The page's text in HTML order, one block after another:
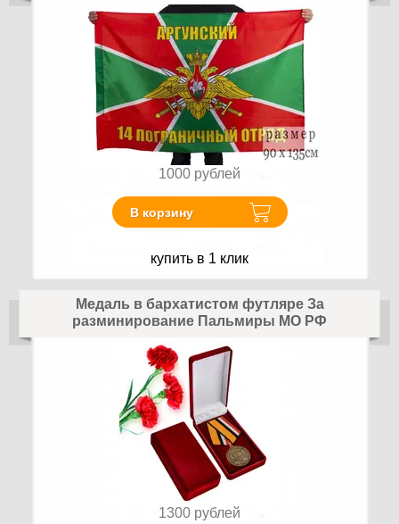
1000 рублей
В корзину
купить в 1 клик
Медаль в бархатистом футляре За
разминирование Пальмиры МО РФ
1300 рублей